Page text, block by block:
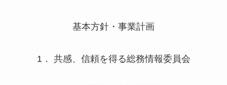
基本方針・事業計画
1． 共感、信頼を得る総務情報委員会